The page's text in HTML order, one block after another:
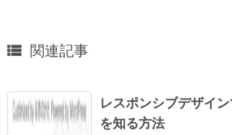
 関連記事
レスポンシブデザイ
を知る方法